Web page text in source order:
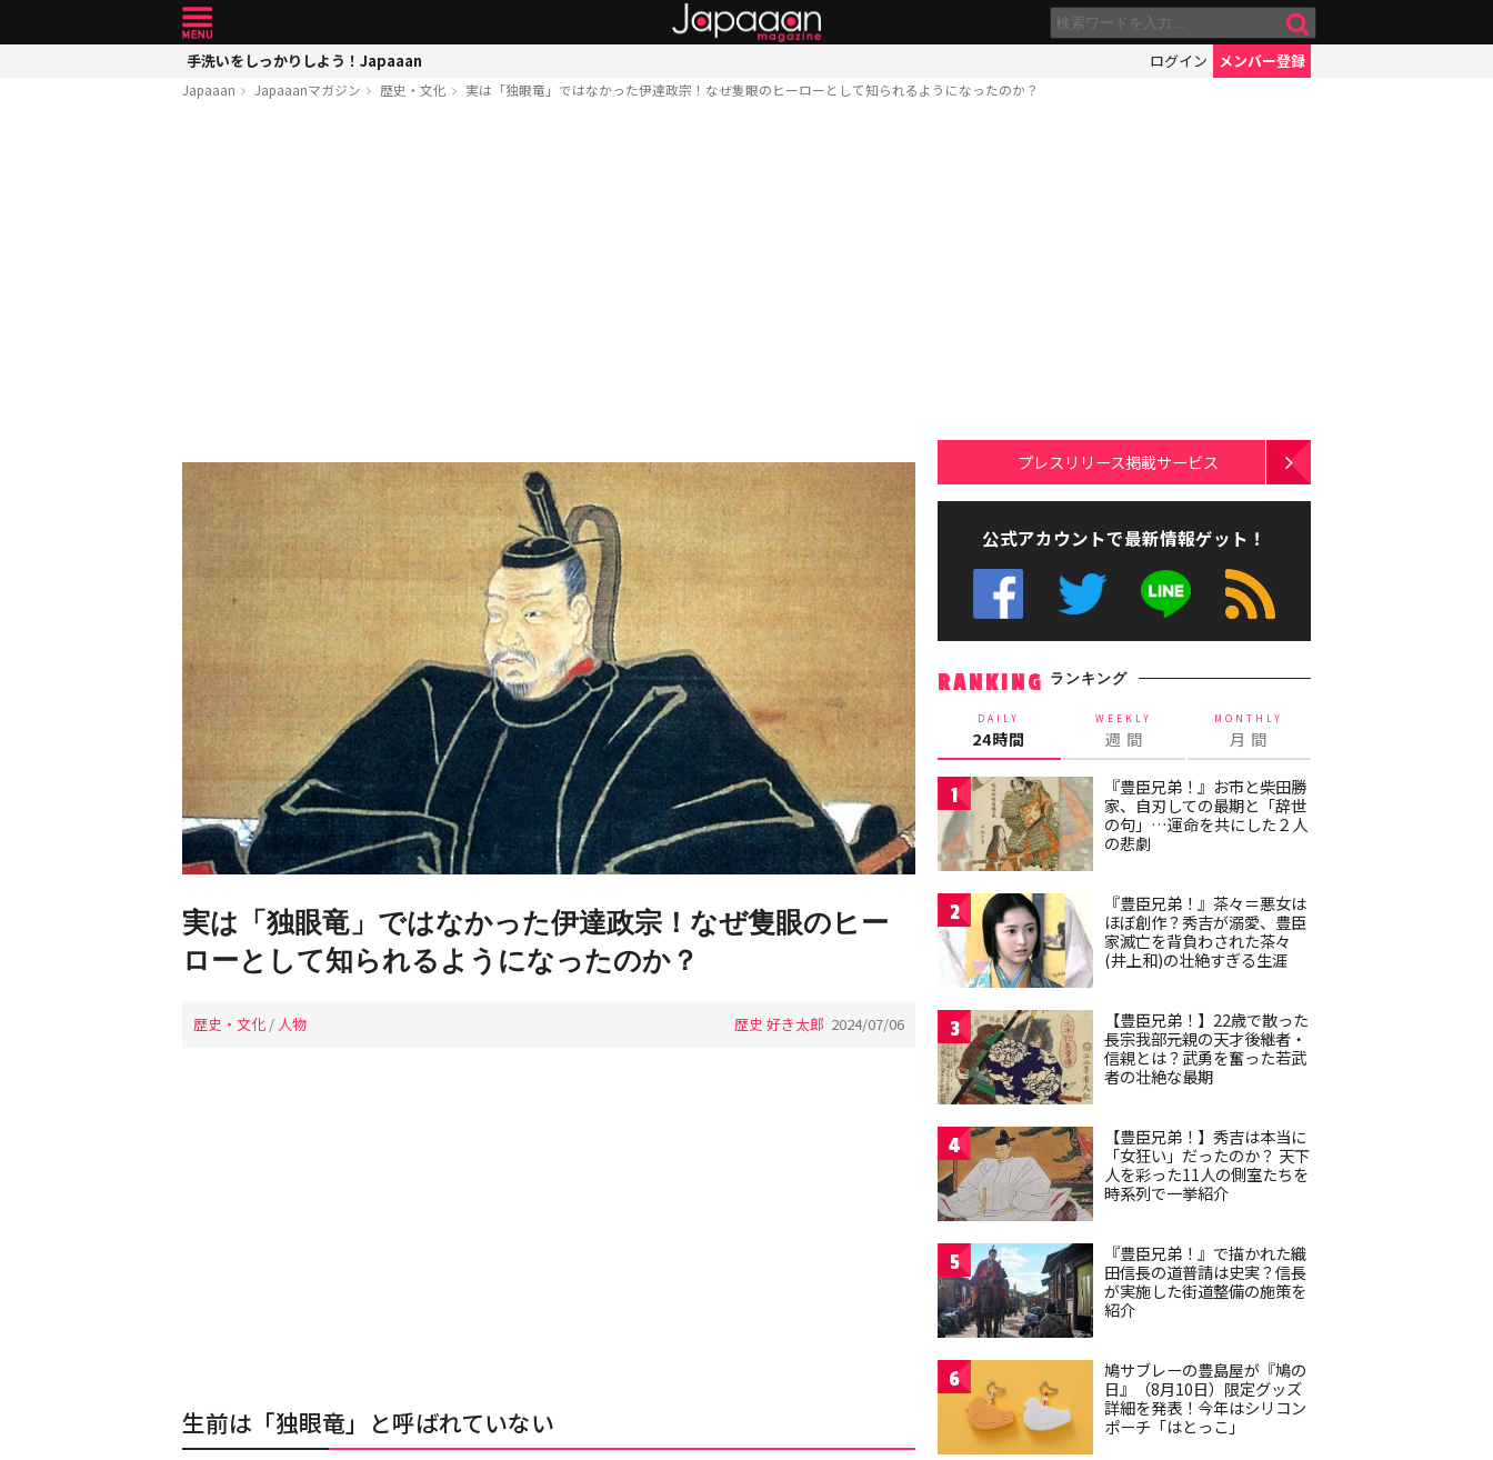
手洗いをしっかりしよう！Japaaan ログイン メンバー登録
Japaaan Japaaanマガジン 歴史・文化 実は「独眼竜」ではなかった伊達政宗！なぜ隻眼のヒーローとして知られるようになったのか？
実は「独眼竜」ではなかった伊達政宗！なぜ隻眼のヒー
ローとして知られるようになったのか？
歴史・文化 / 人物 歴史 好き太郎 2024/07/06
生前は「独眼竜」と呼ばれていない
プレスリリース掲載サービス
公式アカウントで最新情報ゲット！
RANKING ランキング
DAILY
24時間
WEEKLY
週 間
MONTHLY
月 間
1
『豊臣兄弟！』お市と柴田勝
家、自刃しての最期と「辞世
の句」…運命を共にした２人
の悲劇
2
『豊臣兄弟！』茶々＝悪女は
ほぼ創作？秀吉が溺愛、豊臣
家滅亡を背負わされた茶々
(井上和)の壮絶すぎる生涯
3
【豊臣兄弟！】22歳で散った
長宗我部元親の天才後継者・
信親とは？武勇を奮った若武
者の壮絶な最期
4
【豊臣兄弟！】秀吉は本当に
「女狂い」だったのか？ 天下
人を彩った11人の側室たちを
時系列で一挙紹介
5
『豊臣兄弟！』で描かれた織
田信長の道普請は史実？信長
が実施した街道整備の施策を
紹介
6
鳩サブレーの豊島屋が『鳩の
日』（8月10日）限定グッズ
詳細を発表！今年はシリコン
ポーチ「はとっこ」